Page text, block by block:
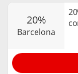
20%
barcelona